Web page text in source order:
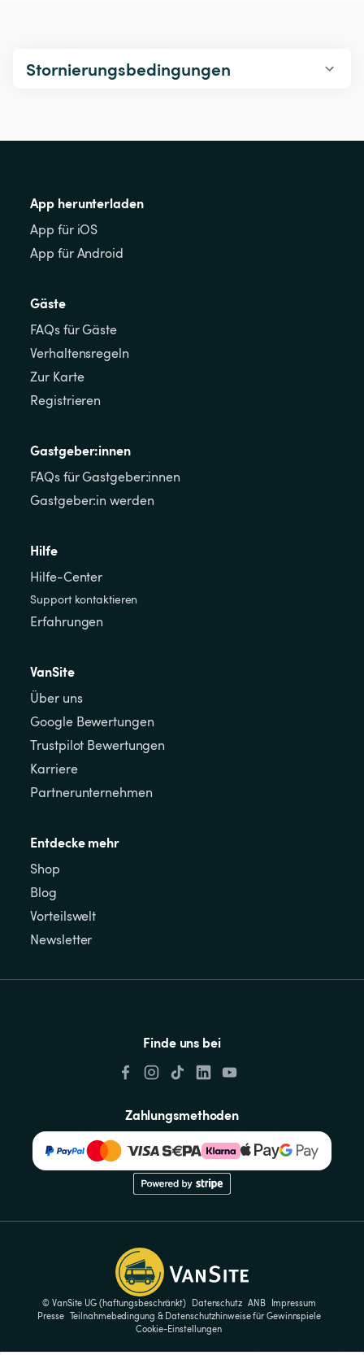
Stornierungsbedingungen
App herunterladen
App für iOS
App für Android
Gäste
FAQs für Gäste
Verhaltensregeln
Zur Karte
Registrieren
Gastgeber:innen
FAQs für Gastgeber:innen
Gastgeber:in werden
Hilfe
Hilfe-Center
Support kontaktieren
Erfahrungen
VanSite
Über uns
Google Bewertungen
Trustpilot Bewertungen
Karriere
Partnerunternehmen
Entdecke mehr
Shop
Blog
Vorteilswelt
Newsletter
Finde uns bei
Zahlungsmethoden
© VanSite UG (haftungsbeschränkt) Datenschutz ANB
Impressum
Presse Teilnahmebedingung & Datenschutzhinweise für Gewinnspiele
Cookie-Einstellungen